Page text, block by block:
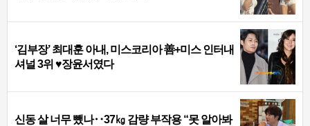
‘김부장’ 최대훈 아내, 미스코리아 善+미스 인터내
셔널 3위 ♥장윤서였다
신동 살 너무 뺐나‥37㎏ 감량 부작용 “못 알아봐